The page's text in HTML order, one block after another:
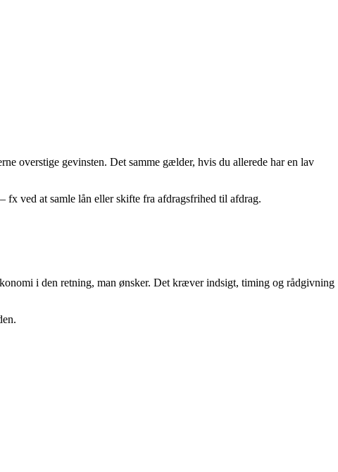
overstige gevinsten. Det samme gælder, hvis du allerede har en lav
ved at samle lån eller skifte fra afdragsfrihed til afdrag.
i den retning, man ønsker. Det kræver indsigt, timing og rådgivning